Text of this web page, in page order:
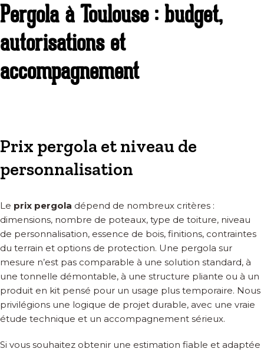
Pergola à Toulouse : budget,
autorisations et
accompagnement
Prix pergola et niveau de
personnalisation
Le prix pergola dépend de nombreux critères :
dimensions, nombre de poteaux, type de toiture, niveau
de personnalisation, essence de bois, finitions, contraintes
du terrain et options de protection. Une pergola sur
mesure n’est pas comparable à une solution standard, à
une tonnelle démontable, à une structure pliante ou à un
produit en kit pensé pour un usage plus temporaire. Nous
privilégions une logique de projet durable, avec une vraie
étude technique et un accompagnement sérieux.
Si vous souhaitez obtenir une estimation fiable et adaptée